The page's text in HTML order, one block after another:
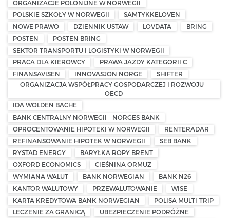
ORGANIZACJE POLONIJNE W NORWEGII
POLSKIE SZKOŁY W NORWEGII
SAMTYKKELOVEN
NOWE PRAWO
DZIENNIK USTAW LOVDATA
BRING
POSTEN
POSTEN BRING
SEKTOR TRANSPORTU I LOGISTYKI W NORWEGII
PRACA DLA KIEROWCY
PRAWA JAZDY KATEGORII C
FINANSAVISEN
INNOVASJON NORGE
SHIFTER
ORGANIZACJA WSPÓŁPRACY GOSPODARCZEJ I ROZWOJU –
OECD
IDA WOLDEN BACHE
BANK CENTRALNY NORWEGII – NORGES BANK
OPROCENTOWANIE HIPOTEKI W NORWEGII
RENTERADAR
REFINANSOWANIE HIPOTEK W NORWEGII
SEB BANK
RYSTAD ENERGY
BARYŁKA ROPY BRENT
OXFORD ECONOMICS
CIEŚNINA ORMUZ
WYMIANA WALUT
BANK NORWEGIAN
BANK N26
KANTOR WALUTOWY
PRZEWALUTOWANIE
WISE
KARTA KREDYTOWA BANK NORWEGIAN
POLISA MULTI-TRIP
LECZENIE ZA GRANICĄ
UBEZPIECZENIE PODRÓŻNE